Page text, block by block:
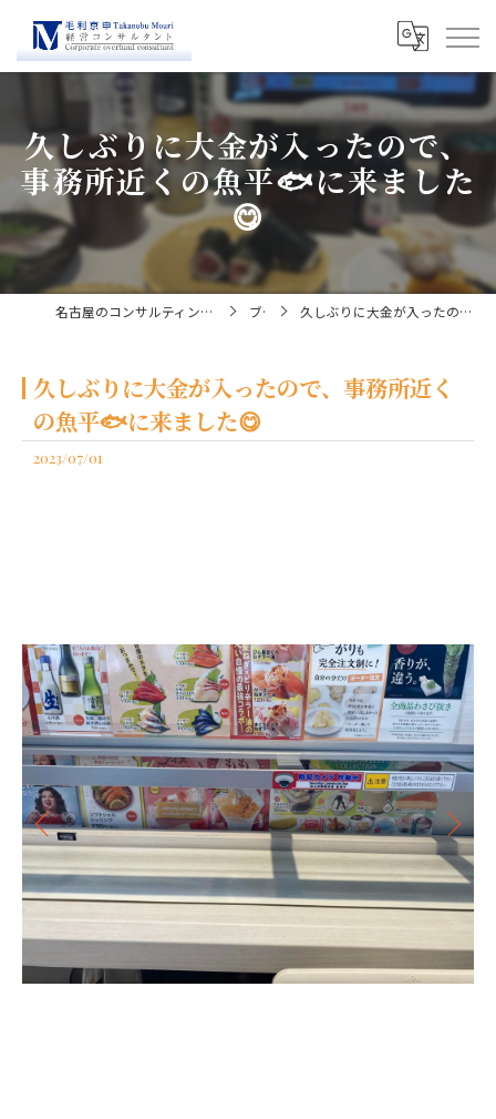
久しぶりに大金が入ったので、
事務所近くの魚平🐟に来ました
😋
名古屋のコンサルティングなら経営コンサルタント毛利京申 ブログ 久しぶりに大金が入ったので、事務所近くの魚平🐟に来ました😋
久しぶりに大金が入ったので、事務所近く
の魚平🐟に来ました😋
2023/07/01